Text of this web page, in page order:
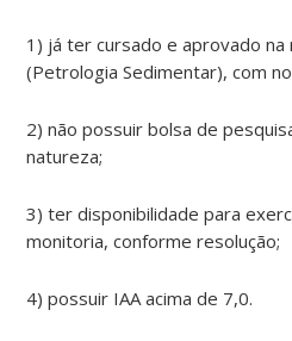
1) já ter cursado e aprovado na
(Petrologia Sedimentar), com
2) não possuir bolsa de
natureza;
3) ter disponibilidade para
monitoria, conforme resolução;
4) possuir IAA acima de 7,0.